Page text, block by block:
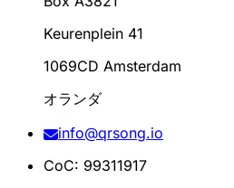
Keurenplein 41
1069CD Amsterdam
オランダ
info@qrsong.io
CoC: 99311917